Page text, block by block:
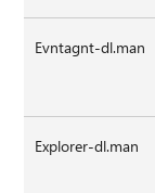
Evntagnt-dl.man
Explorer-dl.man